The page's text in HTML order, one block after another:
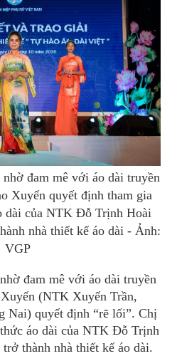
đam mê với áo dài truyền
Xuyến quyết định tham gia
dài của NTK Đỗ Trịnh Hoài
nhà thiết kế áo dài - Ảnh:
VGP
đam mê với áo dài truyền
(NTK Xuyến Trần,
Nai) quyết định “rẽ lối”. Chị
áo dài của NTK Đỗ Trịnh
thành nhà thiết kế áo dài.